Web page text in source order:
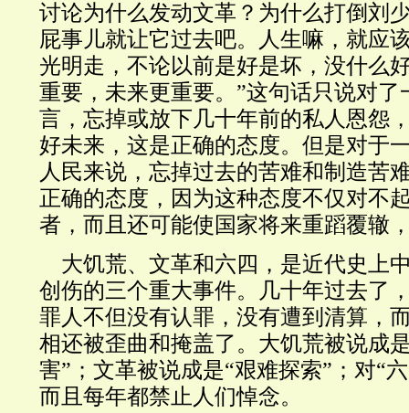
讨论为什么发动文革？为什么打倒刘
屁事儿就让它过去吧。人生嘛，就应
光明走，不论以前是好是坏，没什么
重要，未来更重要。”这句话只说对了
言，忘掉或放下几十年前的私人恩怨
好未来，这是正确的态度。但是对于
人民来说，忘掉过去的苦难和制造苦
正确的态度，因为这种态度不仅对不
者，而且还可能使国家将来重蹈覆辙
大饥荒、文革和六四，是近代史上
创伤的三个重大事件。几十年过去了
罪人不但没有认罪，没有遭到清算，
相还被歪曲和掩盖了。大饥荒被说成
害”；文革被说成是“艰难探索”；对“
而且每年都禁止人们悼念。